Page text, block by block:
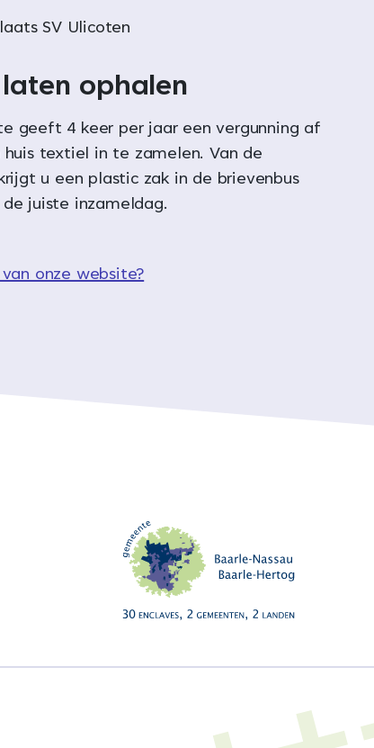
SV Ulicoten
ophalen
geeft 4 keer per jaar een vergunning af
huis textiel in te zamelen. Van de
u een plastic zak in de brievenbus
juiste inzameldag.
onze website?